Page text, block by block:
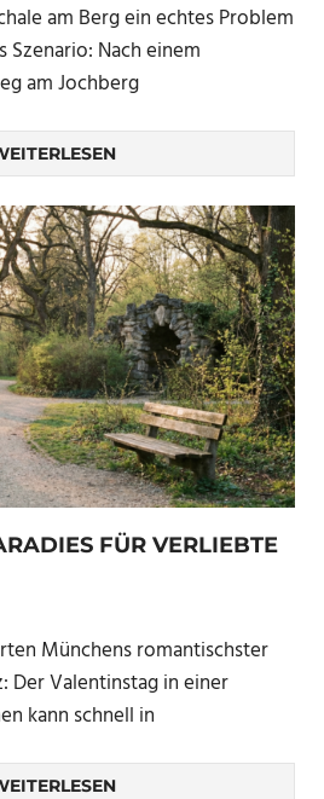
am Berg ein echtes Problem
Szenario: Nach einem
am Jochberg
FÜR VERLIEBTE
Münchens romantischster
Der Valentinstag in einer
kann schnell in